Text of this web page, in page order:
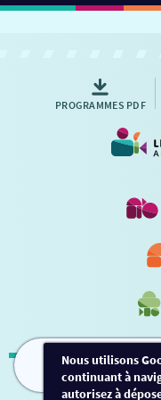
FILMS
PROGRAMMES PDF
Nous utilisons
continuant à
autorisez à